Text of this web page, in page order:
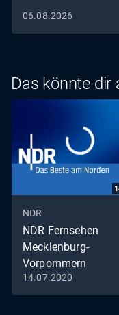
06.08.2026
Das könnte dir
NDR
NDR Fernsehen
Mecklenburg-
Vorpommern
Livestream
14.07.2020